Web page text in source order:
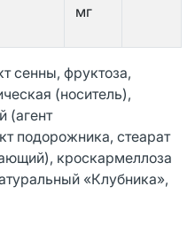
мг
сенны, фруктоза,
(носитель),
(агент
подорожника, стеарат
кроскармеллоза
«Клубника»,